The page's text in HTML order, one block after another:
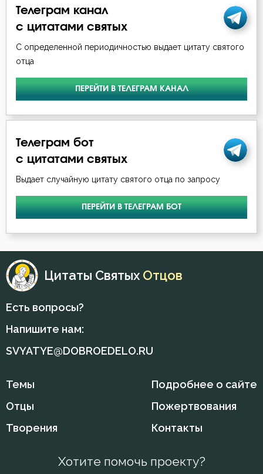
Воздержание
Вознесение
Война
Воля
Воплощение
Воровство
Воскресение
Воскресение Христово
Воспитание
Высокомерие
Гадание
Телеграм канал
с цитатами святых
С определенной периодичностью выдает цитату святого
отца
ПЕРЕЙТИ В ТЕЛЕГРАМ КАНАЛ
Телеграм бот
с цитатами святых
Выдает случайную цитату святого отца по запросу
ПЕРЕЙТИ В ТЕЛЕГРАМ БОТ
Цитаты Святых Отцов
Есть вопросы?
Напишите нам:
SVYATYE@DOBROEDELO.RU
Темы
Отцы
Творения
Подробнее о сайте
Пожертвования
Контакты
Хотите помочь проекту?